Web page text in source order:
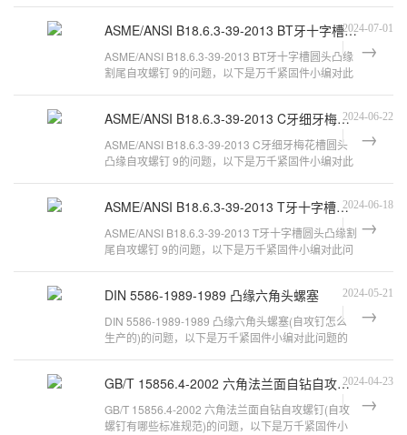
ASME/ANSI B18.6.3-39-2013 BT牙十字槽圆头凸缘割尾自攻螺钉 9
2024-07-01
ASME/ANSI B18.6.3-39-2013 BT牙十字槽圆头凸缘
割尾自攻螺钉 9的问题，以下是万千紧固件小编对此
ASME/ANSI B18.6.3-39-2013 C牙细牙梅花槽圆头凸缘自攻螺钉 92024-06-22
ASME/ANSI B18.6.3-39-2013 C牙细牙梅花槽圆头
凸缘自攻螺钉 9的问题，以下是万千紧固件小编对此
ASME/ANSI B18.6.3-39-2013 T牙十字槽圆头凸缘割尾自攻螺钉 92024-06-18
ASME/ANSI B18.6.3-39-2013 T牙十字槽圆头凸缘割
尾自攻螺钉 9的问题，以下是万千紧固件小编对此问
DIN 5586-1989-1989 凸缘六角头螺塞 2024-05-21
DIN 5586-1989-1989 凸缘六角头螺塞(自攻钉怎么
生产的)的问题，以下是万千紧固件小编对此问题的
GB/T 15856.4-2002 六角法兰面自钻自攻螺钉2024-04-23
GB/T 15856.4-2002 六角法兰面自钻自攻螺钉(自攻
螺钉有哪些标准规范)的问题，以下是万千紧固件小